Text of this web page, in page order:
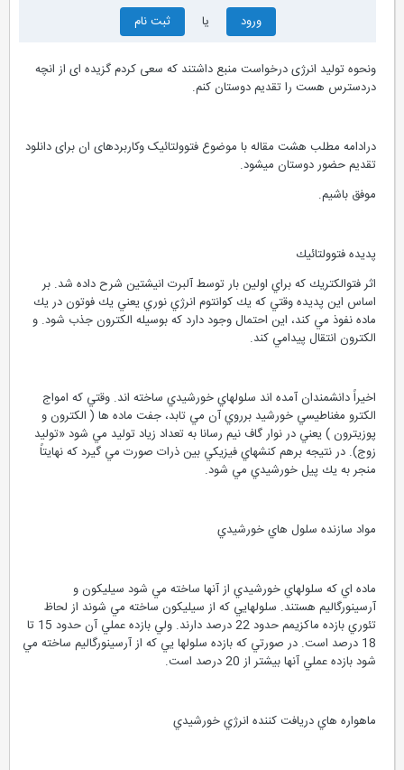
ورود
ثبت نام
ونحوه تولید انرژی درخواست منبع داشتند که سعی کردم گزیده ای از انچه
دردسترس هست را تقدیم دوستان کنم.
درادامه مطلب هشت مقاله با موضوع فتوولتائیک وکاربردهای ان برای دانلود
تقدیم حضور دوستان میشود.
موفق باشیم.
پديده فتوولتائيك
اثر فتوالكتريك كه براي اولين بار توسط آلبرت انيشتين شرح داده شد. بر
اساس اين پديده وقتي كه يك كوانتوم انرژي نوري يعني يك فوتون در يك
ماده نفوذ مي كند، اين احتمال وجود دارد كه بوسيله الكترون جذب شود. و
الكترون انتقال پيدامي كند.
اخيراً دانشمندان آمده اند سلولهاي خورشيدي ساخته اند. وقتي كه امواج
الكترو مغناطيسي خورشيد برروي آن مي تابد، جفت ماده ها ( الكترون و
پوزيترون ) يعني در نوار گاف نيم رسانا به تعداد زياد توليد مي شود «توليد
زوج). در نتيجه برهم كنشهاي فيزيكي بين ذرات صورت مي گيرد كه نهايتاً
منجر به يك پيل خورشيدي مي شود.
مواد سازنده سلول هاي خورشيدي
ماده اي كه سلولهاي خورشيدي از آنها ساخته مي شود سيليكون و
آرسينورگاليم هستند. سلولهايي كه از سيليكون ساخته مي شوند از لحاظ
تئوري بازده ماكزيمم حدود 22 درصد دارند. ولي بازده عملي آن حدود 15 تا
18 درصد است. در صورتي كه بازده سلولها يي كه از آرسينورگاليم ساخته مي
شود بازده عملي آنها بيشتر از 20 درصد است.
ماهواره هاي دريافت كننده انرژي خورشيدي